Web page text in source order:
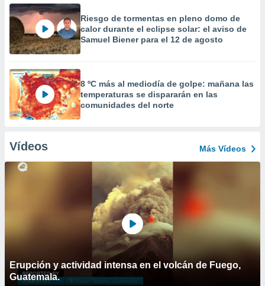
Riesgo de tormentas en pleno domo de
calor durante el eclipse solar: el aviso de
Samuel Biener para el 12 de agosto
8 ºC más al mediodía de golpe: mañana las
temperaturas se dispararán en las
comunidades del norte
Vídeos Más Vídeos
Erupción y actividad intensa en el volcán de Fuego,
Guatemala.